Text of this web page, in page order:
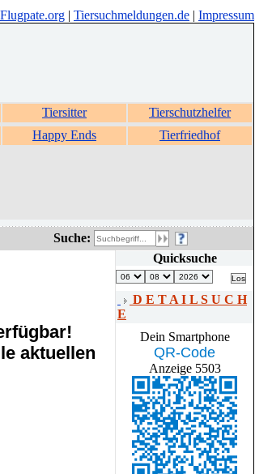
Flugpate.org | Tiersuchmeldungen.de | Impressum
Tiersitter
Tierschutzhelfer
Happy Ends Tierfriedhof
Suche:
aktuellen
Quicksuche
D E T A I L S U C H
E
Dein Smartphone
QR-Code
Anzeige 5503